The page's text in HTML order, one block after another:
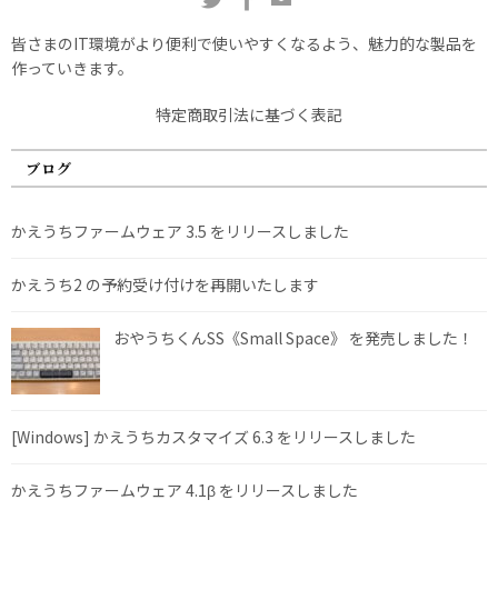
皆さまのIT環境がより便利で使いやすくなるよう、魅力的な製品を
作っていきます。
特定商取引法に基づく表記
ブログ
かえうちファームウェア 3.5 をリリースしました
かえうち2 の予約受け付けを再開いたします
おやうちくんSS《Small Space》 を発売しました！
[Windows] かえうちカスタマイズ 6.3 をリリースしました
かえうちファームウェア 4.1β をリリースしました